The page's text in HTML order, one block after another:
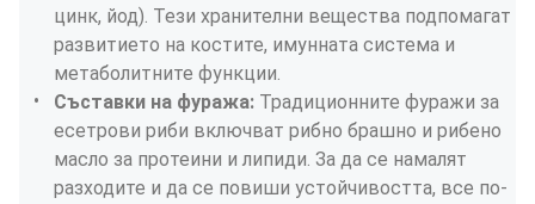
цинк, йод). Тези хранителни вещества подпомагат
развитието на костите, имунната система и
метаболитните функции.
Съставки на фуража: Традиционните фуражи за
есетрови риби включват рибно брашно и рибено
масло за протеини и липиди. За да се намалят
разходите и да се повиши устойчивостта, все по-